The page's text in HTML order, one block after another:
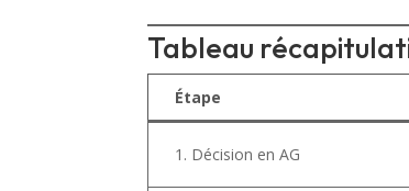
Tableau
Étape
1. Décision en AG